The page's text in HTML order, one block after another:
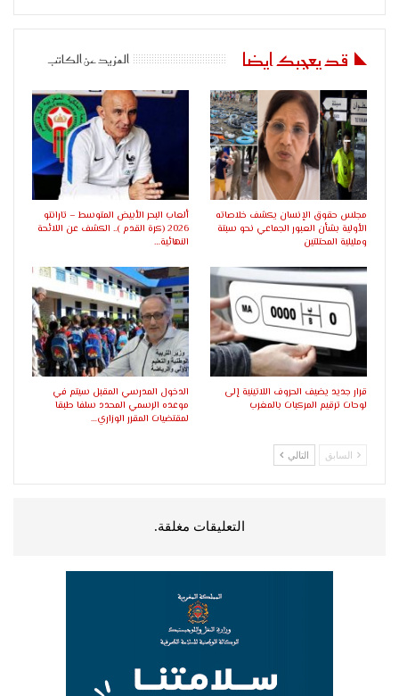
قد يعجبك ايضا المزيد عن الكاتب
مجلس حقوق الإنسان يكشف خلاصاته
الأولية بشأن العبور الجماعي نحو سبتة
ومليلية المحتلتين
ألعاب البحر الأبيض المتوسط – تارانتو
2026 (كرة القدم ).. الكشف عن اللائحة
النهائية…
قرار جديد يضيف الحروف اللاتينية إلى
لوحات ترقيم المركبات بالمغرب
الدخول المدرسي المقبل سیتم في
موعده الرسمي المحدد سلفا طبقا
لمقتضیات المقرر الوزاري…
السابق التالي
التعليقات مغلقة.